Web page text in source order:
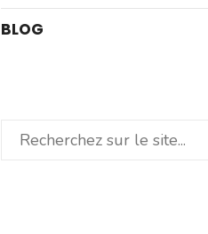
BLOG
Rechercher